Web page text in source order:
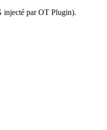
injecté par OT Plugin).